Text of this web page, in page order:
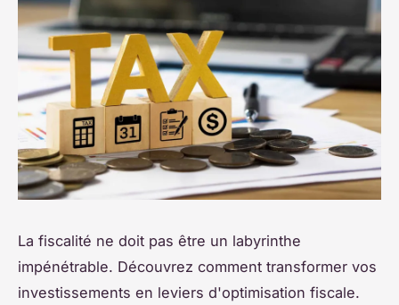
La fiscalité ne doit pas être un labyrinthe
impénétrable. Découvrez comment transformer vos
investissements en leviers d'optimisation fiscale.